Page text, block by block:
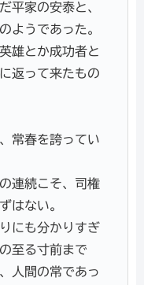
平家の安泰と、
ようであった。
雄とか成功者と
返って来たもの
春を誇ってい
連続こそ、司権
はない。
にも分かりすぎ
至る寸前まで
人間の常であっ